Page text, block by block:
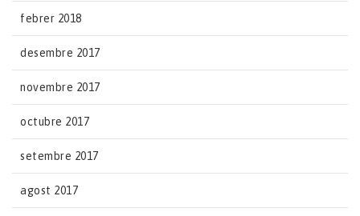
febrer 2018
desembre 2017
novembre 2017
octubre 2017
setembre 2017
agost 2017